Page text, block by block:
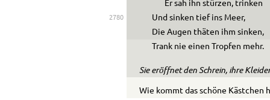
Er sah ihn stürzen, trinken
2780
Und sinken tief ins Meer,
Die Augen thäten ihm sinken,
Trank nie einen Tropfen mehr.
Sie eröffnet den Schrein, ihre
Wie kommt das schöne Kästchen